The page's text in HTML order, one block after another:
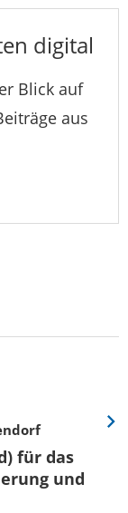
digital
Blick auf
aus
für das
und
Eine